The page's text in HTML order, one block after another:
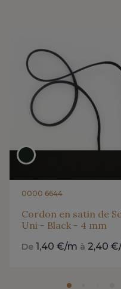
0000 6644
Cordon en satin de
Uni - Black - 4 mm
De 1,40 €/m à 2,40